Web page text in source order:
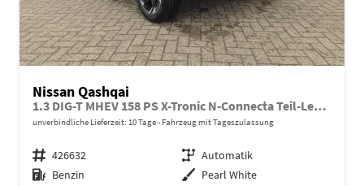
Nissan Qashqai
1.3 DIG-T MHEV 158 PS X-Tronic N-Connecta Teil-Leder PanoGlasdach Klimaautomatik Sitzheizung Lenkradheizung Navi ACC PDC v+h 360°Kamera DAB Bluetooth Touchscreen Apple CarPlay Android Auto 18"LM
unverbindliche Lieferzeit: 10 Tage Fahrzeug mit Tageszulassung
Fahrzeugnr. 426632 Getriebe Automatik
Kraftstoff Benzin Außenfarbe Pearl White